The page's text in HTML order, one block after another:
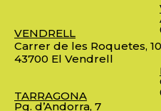
VENDRELL
Carrer de les Roquetes,
43700 El Vendrell
TARRAGONA
Pg. d’Andorra, 7